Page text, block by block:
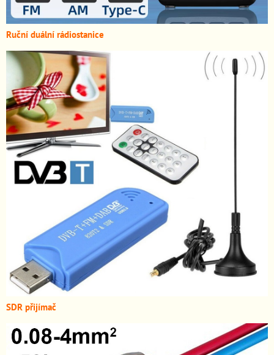
Ruční duální rádiostanice
SDR přijímač